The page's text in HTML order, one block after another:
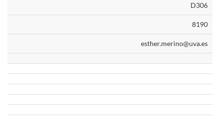
D306
8190
esther.merino@uva.es